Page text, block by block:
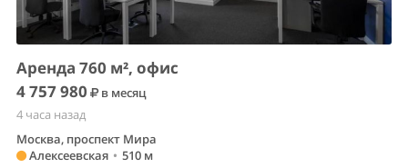
Аренда 760 м², офис
4 757 980
в месяц
4 часа назад
Москва, проспект Мира
Алексеевская • 510 м